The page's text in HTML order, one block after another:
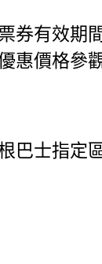
有效
價格參
巴士指定